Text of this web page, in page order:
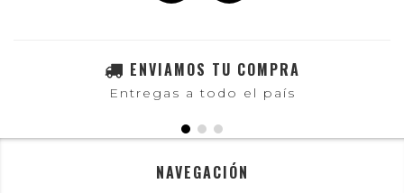
ENVIAMOS TU COMPRA
Entregas a todo el país
NAVEGACIÓN